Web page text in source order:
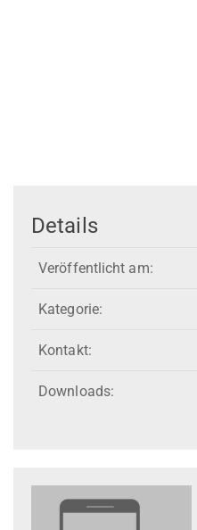
Details
Veröffentlicht am:
Kategorie:
Kontakt:
Downloads: